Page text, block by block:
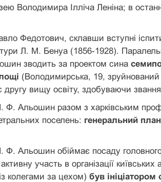
Володимира Ілліча Леніна; в
Федотович, склавши вступні
Л. М. Бенуа (1856-1928).
зводить за проектом сина
(Володимирська, 19, зруйнований
другу вищу освіту, здобуваючи
Ф. Альошин разом з харківським
поселень: генеральний
Альошин обіймає посаду
участь в організації
колегами за цехом) був ініціатором